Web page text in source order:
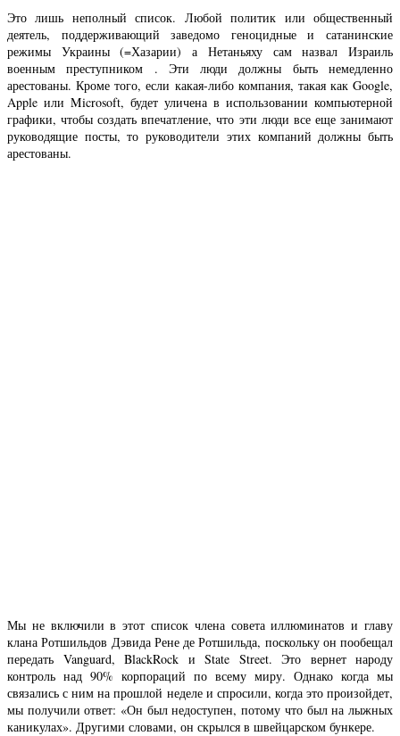
Это лишь неполный список. Любой политик или общественный
деятель, поддерживающий заведомо геноцидные и сатанинские
режимы Украины (=Хазарии) а Нетаньяху сам назвал Израиль
военным преступником . Эти люди должны быть немедленно
арестованы. Кроме того, если какая-либо компания, такая как Google,
Apple или Microsoft, будет уличена в использовании компьютерной
графики, чтобы создать впечатление, что эти люди все еще занимают
руководящие посты, то руководители этих компаний должны быть
арестованы.
Мы не включили в этот список члена совета иллюминатов и главу
клана Ротшильдов Дэвида Рене де Ротшильда, поскольку он пообещал
передать Vanguard, BlackRock и State Street. Это вернет народу
контроль над 90% корпораций по всему миру. Однако когда мы
связались с ним на прошлой неделе и спросили, когда это произойдет,
мы получили ответ: «Он был недоступен, потому что был на лыжных
каникулах». Другими словами, он скрылся в швейцарском бункере.